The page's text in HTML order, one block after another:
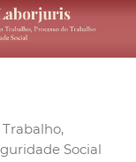
Trabalho,
Social